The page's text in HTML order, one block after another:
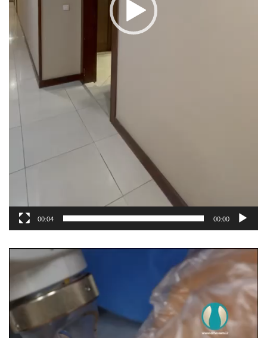
00:00
00:04
مشغل
الفيديو